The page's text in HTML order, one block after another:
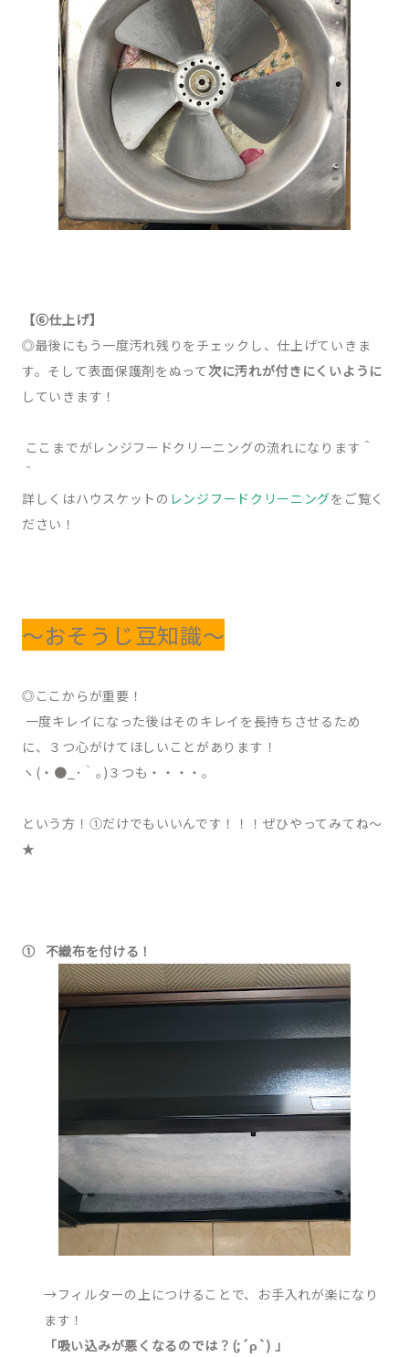
【⑥仕上げ】
◎最後にもう一度汚れ残りをチェックし、仕上げていきま
す。そして表面保護剤をぬって次に汚れが付きにくいように
していきます！
ここまでがレンジフードクリーニングの流れになります＾
＾
詳しくはハウスケットの レンジフードクリーニングをご覧く
ださい！
～おそうじ豆知識～
◎ここからが重要！
一度キレイになった後はそのキレイを長持ちさせるため
に、３つ心がけてほしいことがあります！
ヽ(・●_･｀｡)３つも・・・・。
という方！①だけでもいいんです！！！ぜひやってみてね～
★
① 不織布を付ける！
→フィルターの上につけることで、お手入れが楽になり
ます！
「吸い込みが悪くなるのでは？(;´ρ`) 」